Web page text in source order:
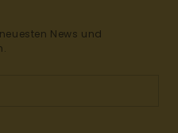
News und